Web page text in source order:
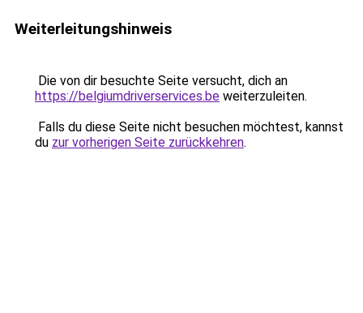
Weiterleitungshinweis
Die von dir besuchte Seite versucht, dich an
https://belgiumdriverservices.be weiterzuleiten.
Falls du diese Seite nicht besuchen möchtest, kannst
du zur vorherigen Seite zurückkehren.